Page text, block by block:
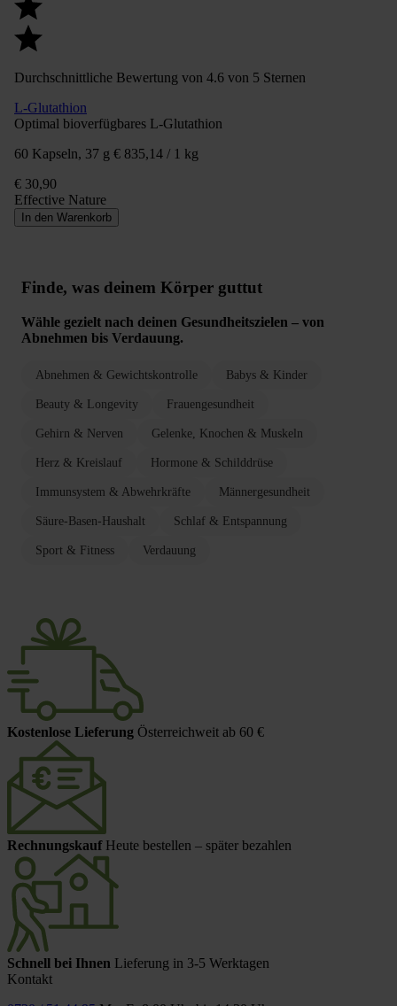
Durchschnittliche Bewertung von 4.6 von 5 Sternen
L-Glutathion
Optimal bioverfügbares L-Glutathion
60 Kapseln, 37 g € 835,14 / 1 kg
€ 30,90
Effective Nature
In den Warenkorb
Finde, was deinem Körper guttut
Wähle gezielt nach deinen Gesundheitszielen – von
Abnehmen bis Verdauung.
Abnehmen & Gewichtskontrolle Babys & Kinder
Beauty & Longevity Frauengesundheit
Gehirn & Nerven Gelenke, Knochen & Muskeln
Herz & Kreislauf Hormone & Schilddrüse
Immunsystem & Abwehrkräfte Männergesundheit
Säure-Basen-Haushalt Schlaf & Entspannung
Sport & Fitness Verdauung
Kostenlose Lieferung Österreichweit ab 60 €
Rechnungskauf Heute bestellen – später bezahlen
Schnell bei Ihnen Lieferung in 3-5 Werktagen
Kontakt